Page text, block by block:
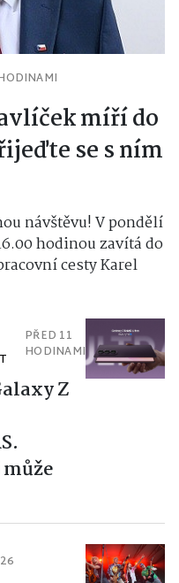
míří do
se s ním
návštěvu! V pondělí
hodinou zavítá do
cesty Karel
PŘED 11
HODINAMI
Z